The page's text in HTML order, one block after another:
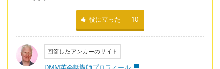
役に立った 10
回答したアンカーのサイト
DMM英会話講師プロフィール